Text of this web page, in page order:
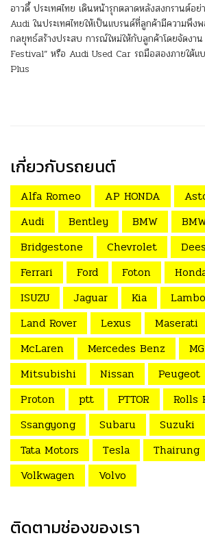
อาวดี้ ประเทศไทย เดินหน้ารุกตลาดหลังสงกรานต์อ
Audi ในประเทศไทยให้เป็นแบรนด์ที่ลูกค้ามีความพึง
กลยุทธ์สร้างประสบ การณ์ใหม่ให้กับลูกค้าโดยจัดงา
Festival” หรือ Audi Used Car รถมือสองภายใต้
Plus
เกี่ยวกับรถยนต์
Alfa Romeo AP HONDA
Audi
Bentley BMW
Bridgestone
Chevrolet
Ferrari
Ford Foton
ISUZU
Jaguar Kia
Land Rover
Lexus Maserati
McLaren
Mercedes Benz MG
Mitsubishi
Nissan Peugeot
Proton
ptt PTTOR
Rolls
Ssangyong
Subaru Suzuki
Tata Motors
Tesla Thairung
Volkwagen
Volvo
ติดตามช่องของเรา